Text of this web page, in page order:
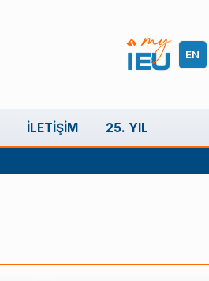
EN
İLETIŞIM 25. YIL